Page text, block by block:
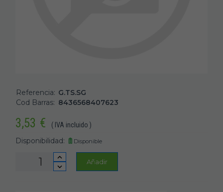
Referencia: G.TS.SG
Cod Barras: 8436568407623
3,53 € ( IVA incluido )
Disponibilidad: Disponible
Añadir